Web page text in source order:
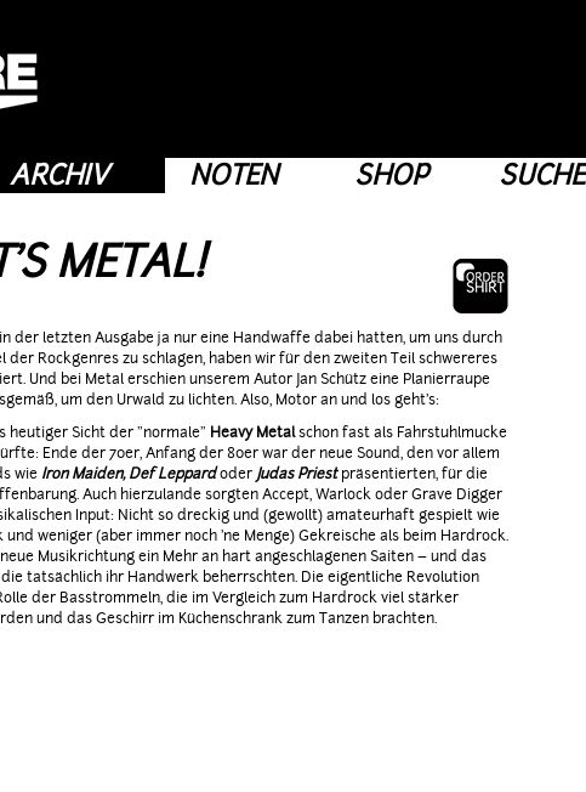
ARCHIV NOTEN SHOP SUCHE
METAL!
der letzten Ausgabe ja nur eine Handwaffe dabei hatten, um uns durch
der Rockgenres zu schlagen, haben wir für den zweiten Teil schwereres
Und bei Metal erschien unserem Autor Jan Schütz eine Planierraupe
um den Urwald zu lichten. Also, Motor an und los geht's:
heutiger Sicht der "normale" Heavy Metalschon fast als Fahrstuhlmucke
Ende der 70er, Anfang der 80er war der neue Sound, den vor allem
wie Iron Maiden, Def Leppardoder Judas Priestpräsentierten, für die
Auch hierzulande sorgten Accept, Warlock oder Grave Digger
Input: Nicht so dreckig und (gewollt) amateurhaft gespielt wie
und weniger (aber immer noch 'ne Menge) Gekreische als beim Hardrock.
Musikrichtung ein Mehr an hart angeschlagenen Saiten – und das
tatsächlich ihr Handwerk beherrschten. Die eigentliche Revolution
der Basstrommeln, die im Vergleich zum Hardrock viel stärker
und das Geschirr im Küchenschrank zum Tanzen brachten.